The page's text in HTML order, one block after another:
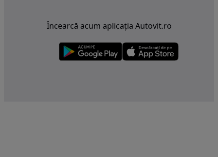
Încearcă acum aplicația Autovit.ro